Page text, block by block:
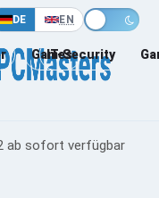
DE EN
Games
IT-Security
ab sofort verfügbar